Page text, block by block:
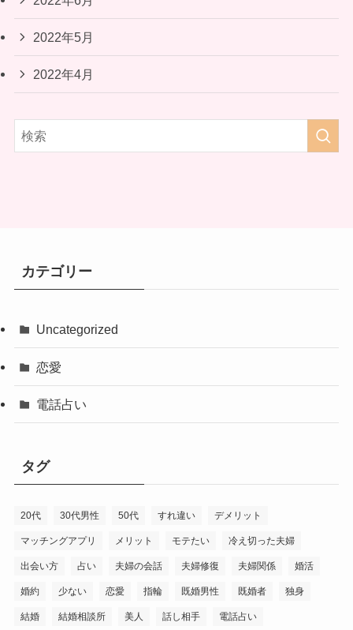
2022年5月
2022年4月
カテゴリー
Uncategorized
恋愛
電話占い
タグ
20代 30代男性 50代 すれ違い デメリット
マッチングアプリ メリット モテたい 冷え切った夫婦
出会い方 占い 夫婦の会話 夫婦修復 夫婦関係 婚活
婚約 少ない 恋愛 指輪 既婚男性 既婚者 独身
結婚 結婚相談所 美人 話し相手 電話占い